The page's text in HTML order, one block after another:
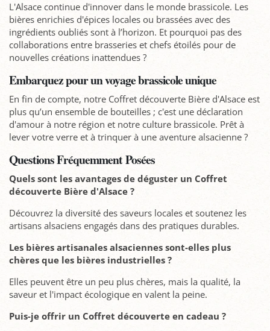
L'Alsace continue d'innover dans le monde brassicole. Les
bières enrichies d'épices locales ou brassées avec des
ingrédients oubliés sont à l’horizon. Et pourquoi pas des
collaborations entre brasseries et chefs étoilés pour de
nouvelles créations inattendues ?
Embarquez pour un voyage brassicole unique
En fin de compte, notre Coffret découverte Bière d'Alsace est
plus qu’un ensemble de bouteilles ; c'est une déclaration
d'amour à notre région et notre culture brassicole. Prêt à
lever votre verre et à trinquer à une aventure alsacienne ?
Questions Fréquemment Posées
Quels sont les avantages de déguster un Coffret
découverte Bière d'Alsace ?
Découvrez la diversité des saveurs locales et soutenez les
artisans alsaciens engagés dans des pratiques durables.
Les bières artisanales alsaciennes sont-elles plus
chères que les bières industrielles ?
Elles peuvent être un peu plus chères, mais la qualité, la
saveur et l'impact écologique en valent la peine.
Puis-je offrir un Coffret découverte en cadeau ?